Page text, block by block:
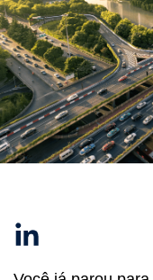
Linkedin